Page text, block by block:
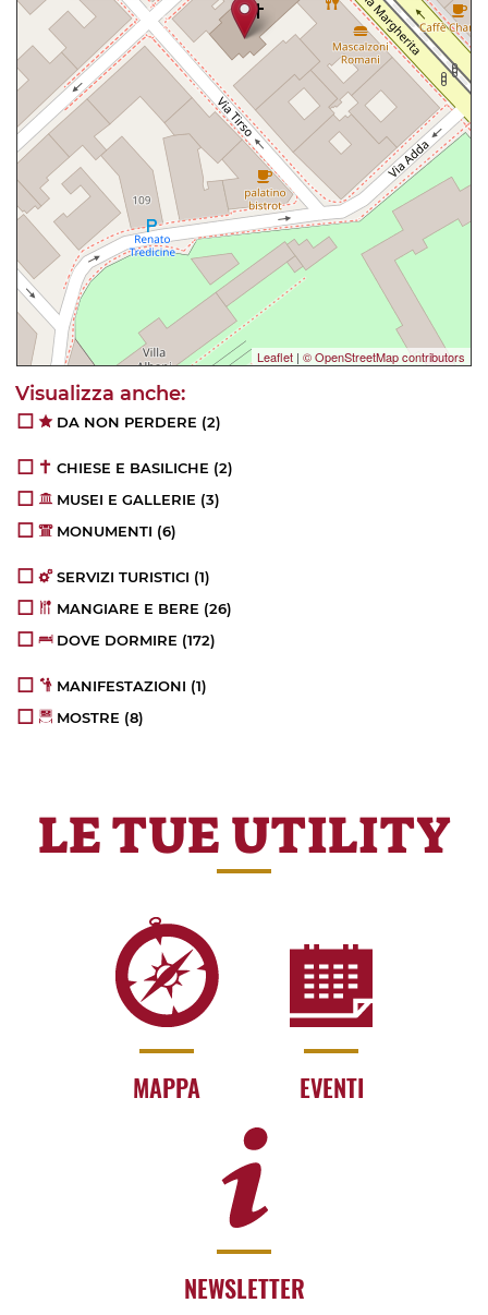
Leaflet | © OpenStreetMap contributors
DA NON PERDERE (2)
CHIESE E BASILICHE (2)
MUSEI E GALLERIE (3)
MONUMENTI (6)
SERVIZI TURISTICI (1)
MANGIARE E BERE (26)
DOVE DORMIRE (172)
MANIFESTAZIONI (1)
MOSTRE (8)
LE TUE UTILITY
MAPPA EVENTI
NEWSLETTER